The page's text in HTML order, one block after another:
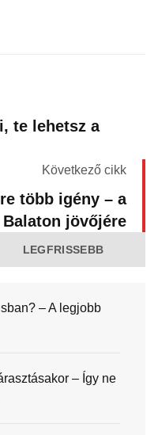
te lehetsz a
Következő cikk
több igény – a
jövőjére
LEGFRISSEBB
– A legjobb
– Így ne